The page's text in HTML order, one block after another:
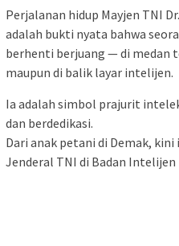
Perjalanan hidup Mayjen TNI Dr.
adalah bukti nyata bahwa
berhenti berjuang — di medan
maupun di balik layar intelijen.
Ia adalah simbol prajurit
dan berdedikasi.
Dari anak petani di Demak,
Jenderal TNI di Badan Intelijen